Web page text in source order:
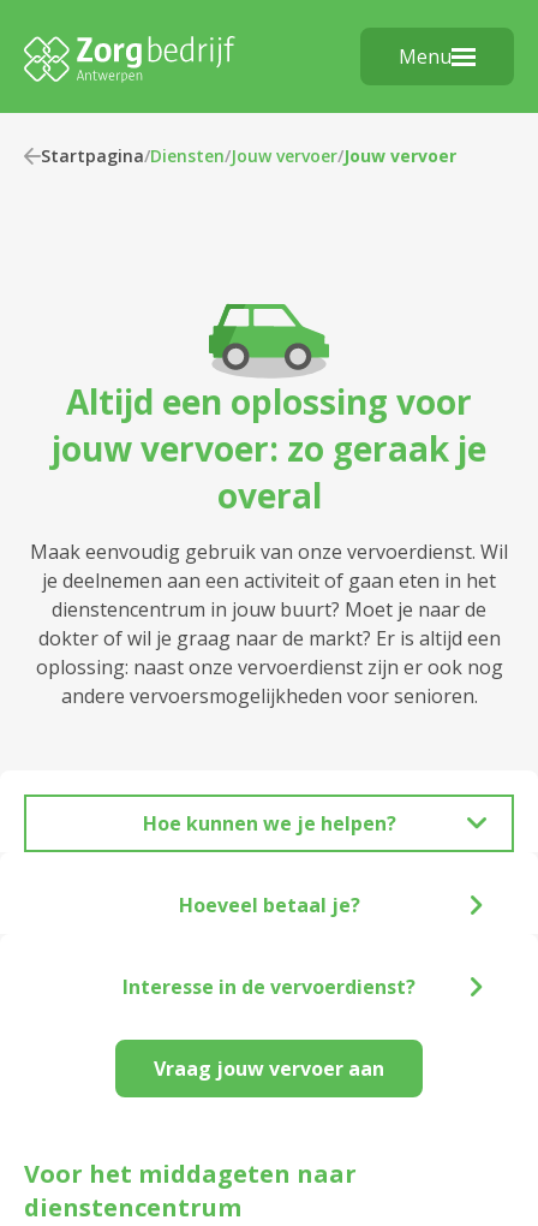
Menu
Startpagina/Diensten/Jouw vervoer/Jouw vervoer
Altijd een oplossing voor
jouw vervoer: zo geraak je
overal
Maak eenvoudig gebruik van onze vervoerdienst. Wil
je deelnemen aan een activiteit of gaan eten in het
dienstencentrum in jouw buurt? Moet je naar de
dokter of wil je graag naar de markt? Er is altijd een
oplossing: naast onze vervoerdienst zijn er ook nog
andere vervoersmogelijkheden voor senioren.
Hoe kunnen we je helpen?
Vraag jouw vervoer aan
Voor het middageten naar
dienstencentrum
Hoeveel betaal je?
Interesse in de vervoerdienst?